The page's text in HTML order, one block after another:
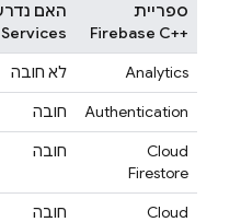
ספריית
Firebase C++‎
Services במכשיר הלקוח?
Analytics
לא חובה
Authentication
חובה
Cloud
Firestore
חובה
Cloud
חובה